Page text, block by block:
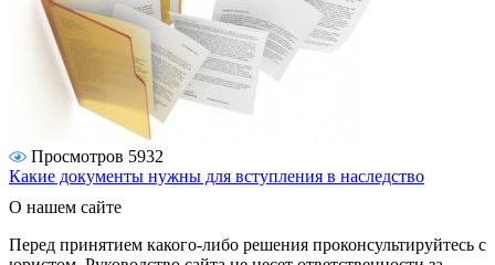
Просмотров 5932
Какие документы нужны для вступления в наследство
О нашем сайте
Перед принятием какого-либо решения проконсультируйтесь с